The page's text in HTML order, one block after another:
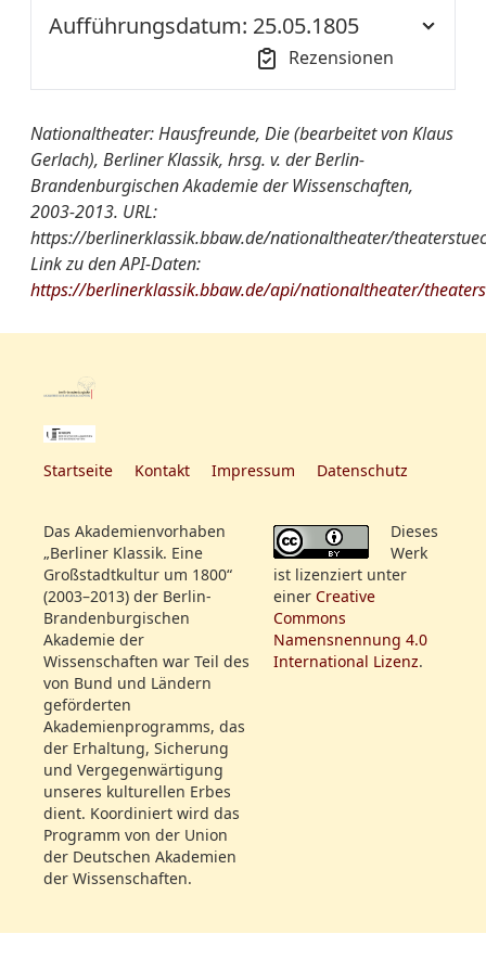
HSZ 1805, Nr. 37
Aufführung::
von A-Z:
Die Hausfreunde
Quelle: HSZ 1805, Nr. 48
Aufführungsdatum: 25.05.1805
Rezensionen
Aufführung::
Nationaltheater
von A-Z:
Die Hausfreunde
Quelle: HSZ 1805, Nr. 63
Zeitung:
Haude- und
gez.: - n -
[Julius von
Voß]
Seit einigen Tagen fällt das
Repertoir sehr erfreulich
aus. Wir sahen Hrn. Iffland
heute wieder in einer seiner
vorzüglichsten Rollen, und
er spielte mit großem
Aufwand von Lust und
Kraft. Wie sehr er den
Nationaltheater: Hausfreunde, Die (bearbeitet von Klaus
Gerlach), Berliner Klassik, hrsg. v. der Berlin-
Brandenburgischen Akademie der Wissenschaften,
2003-2013. URL:
https://berlinerklassik.bbaw.de/nationaltheater/
Link zu den API-Daten:
https://berlinerklassik.bbaw.de/api/nationaltheater/
Startseite Kontakt Impressum Datenschutz
Das Akademienvorhaben
„Berliner Klassik. Eine
Großstadtkultur um 1800“
(2003–2013) der Berlin-
Brandenburgischen
Akademie der
Wissenschaften war Teil des
von Bund und Ländern
geförderten
Akademienprogramms, das
der Erhaltung, Sicherung
und Vergegenwärtigung
unseres kulturellen Erbes
dient. Koordiniert wird das
Programm von der Union
der Deutschen Akademien
der Wissenschaften.
Dieses
Werk
ist lizenziert unter
einer Creative
Commons
Namensnennung 4.0
International Lizenz.